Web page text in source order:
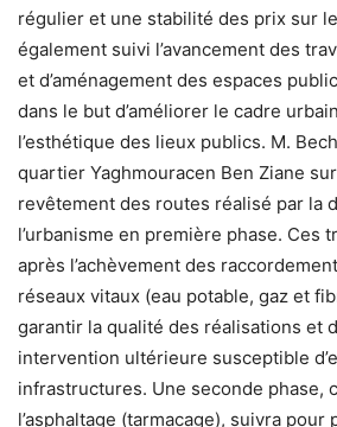
régulier et une stabilité des prix sur
également suivi l’avancement des
et d’aménagement des espaces
dans le but d’améliorer le cadre
l’esthétique des lieux publics. M.
quartier Yaghmouracen Ben Ziane
revêtement des routes réalisé par la
l’urbanisme en première phase. Ces
après l’achèvement des
réseaux vitaux (eau potable, gaz et
garantir la qualité des réalisations et
intervention ultérieure susceptible
infrastructures. Une seconde phase,
l’asphaltage (tarmacage), suivra